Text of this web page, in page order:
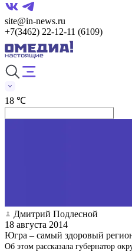
site@in-news.ru
+7(3462) 22-12-11 (6109)
18 ℃
Дмитрий Подлесной
18 августа 2014
Югра – самый здоровый
Об этом рассказала губернатор